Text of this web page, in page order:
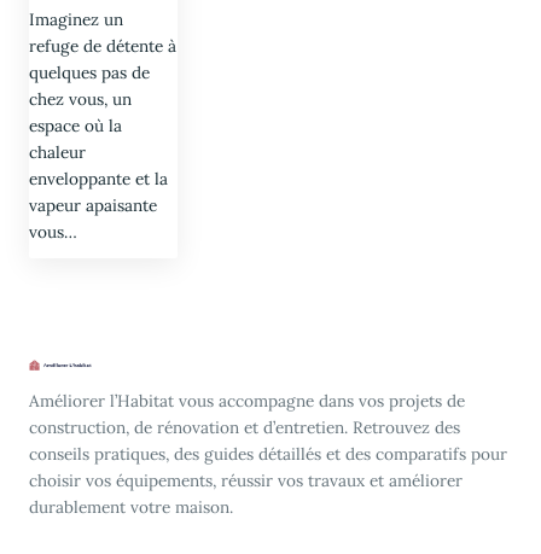
Imaginez un
refuge de détente à
quelques pas de
chez vous, un
espace où la
chaleur
enveloppante et la
vapeur apaisante
vous…
Améliorer l’Habitat vous accompagne dans vos projets de
construction, de rénovation et d’entretien. Retrouvez des
conseils pratiques, des guides détaillés et des comparatifs pour
choisir vos équipements, réussir vos travaux et améliorer
durablement votre maison.